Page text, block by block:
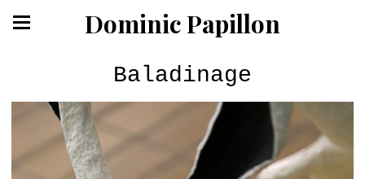
Dominic Papillon
Baladinage